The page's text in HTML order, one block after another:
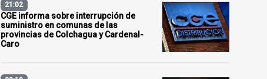
21:02
CGE informa sobre interrupción de
suministro en comunas de las
provincias de Colchagua y Cardenal-
Caro